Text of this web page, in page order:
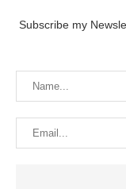
Subscribe my